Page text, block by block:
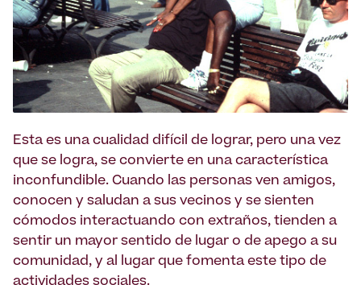
Esta es una cualidad difícil de lograr, pero una vez
que se logra, se convierte en una característica
inconfundible. Cuando las personas ven amigos,
conocen y saludan a sus vecinos y se sienten
cómodos interactuando con extraños, tienden a
sentir un mayor sentido de lugar o de apego a su
comunidad, y al lugar que fomenta este tipo de
actividades sociales.